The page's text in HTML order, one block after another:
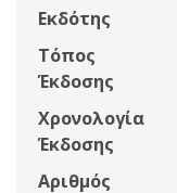
Εκδότης
Τόπος
Έκδοσης
Χρονολογία
Έκδοσης
Αριθμός